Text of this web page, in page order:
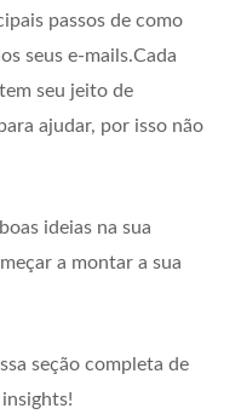
passos de como
seus e-mails.Cada
seu jeito de
ajudar, por isso não
ideias na sua
a montar a sua
seção completa de